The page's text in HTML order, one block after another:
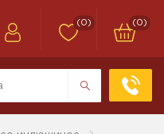
(0) (0)